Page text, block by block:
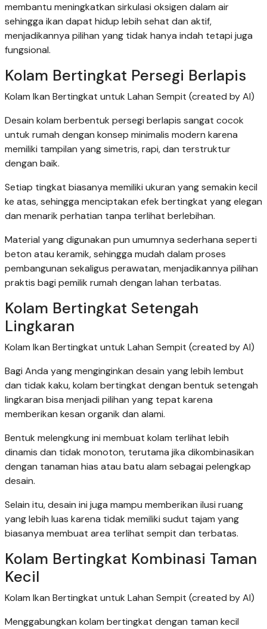
membantu meningkatkan sirkulasi oksigen dalam air
sehingga ikan dapat hidup lebih sehat dan aktif,
menjadikannya pilihan yang tidak hanya indah tetapi juga
fungsional.
Kolam Bertingkat Persegi Berlapis
Kolam Ikan Bertingkat untuk Lahan Sempit (created by AI)
Desain kolam berbentuk persegi berlapis sangat cocok
untuk rumah dengan konsep minimalis modern karena
memiliki tampilan yang simetris, rapi, dan terstruktur
dengan baik.
Setiap tingkat biasanya memiliki ukuran yang semakin kecil
ke atas, sehingga menciptakan efek bertingkat yang elegan
dan menarik perhatian tanpa terlihat berlebihan.
Material yang digunakan pun umumnya sederhana seperti
beton atau keramik, sehingga mudah dalam proses
pembangunan sekaligus perawatan, menjadikannya pilihan
praktis bagi pemilik rumah dengan lahan terbatas.
Kolam Bertingkat Setengah
Lingkaran
Kolam Ikan Bertingkat untuk Lahan Sempit (created by AI)
Bagi Anda yang menginginkan desain yang lebih lembut
dan tidak kaku, kolam bertingkat dengan bentuk setengah
lingkaran bisa menjadi pilihan yang tepat karena
memberikan kesan organik dan alami.
Bentuk melengkung ini membuat kolam terlihat lebih
dinamis dan tidak monoton, terutama jika dikombinasikan
dengan tanaman hias atau batu alam sebagai pelengkap
desain.
Selain itu, desain ini juga mampu memberikan ilusi ruang
yang lebih luas karena tidak memiliki sudut tajam yang
biasanya membuat area terlihat sempit dan terbatas.
Kolam Bertingkat Kombinasi Taman
Kecil
Kolam Ikan Bertingkat untuk Lahan Sempit (created by AI)
Menggabungkan kolam bertingkat dengan taman kecil